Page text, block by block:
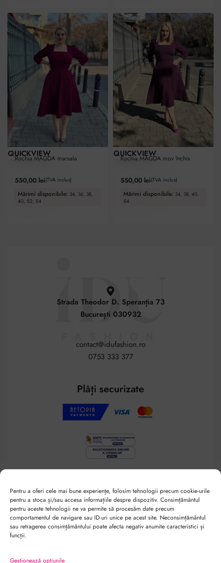
Pentru a oferi cele mai bune experiențe, folosim tehnologii precum cookie-urile
pentru a stoca și/sau accesa informațiile despre dispozitiv. Consimțământul
pentru aceste tehnologii ne va permite să procesăm date precum
comportamentul de navigare sau ID-uri unice pe acest site. Neconsimțământul
sau retragerea consimțământului poate afecta negativ anumite caracteristici și
funcții.
Gestionează opțiunile
Top Favorite
QUICKVIEW
Rochia MAGDA marsala
Evaluat la 5.00din 5
550,00 lei(TVA inclus)
Mărimi disponibile: 34, 36, 38,
40, 52, 54
Top Favorite
QUICKVIEW
Rochia MAGDA mov închis
Evaluat la 5.00din 5
550,00 lei(TVA inclus)
Mărimi disponibile: 34, 38, 40,
54
Strada Theodor D. Speranția 73
București 030932
contact@idufashion.ro
0753 333 377
Shop
Rochii
Fuste
Bluze
Utile
Despre noi
Plăți securizate